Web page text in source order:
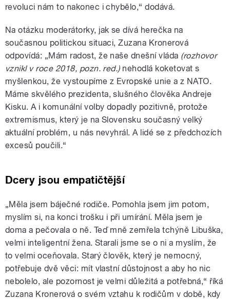
revoluci nám to nakonec i chybělo,“ dodává.
Na otázku moderátorky, jak se dívá herečka na
současnou politickou situaci, Zuzana Kronerová
odpovídá: „Mám radost, že naše dnešní vláda (rozhovor
vznikl v roce 2018, pozn. red.) nehodlá koketovat s
myšlenkou, že vystoupíme z Evropské unie a z NATO.
Máme skvělého prezidenta, slušného člověka Andreje
Kisku. A i komunální volby dopadly pozitivně, protože
extremismus, který je na Slovensku současný velký
aktuální problém, u nás nevyhrál. A lidé se z předchozích
excesů poučili.“
Dcery jsou empatičtější
„Měla jsem báječné rodiče. Pomohla jsem jim potom,
myslím si, na konci trošku i při umírání. Měla jsem je
doma a pečovala o ně. Teď mně zemřela tchýně Libuška,
velmi inteligentní žena. Starali jsme se o ni a myslím, že
to velmi oceňovala. Starý člověk, který je nemocný,
potřebuje dvě věci: mít vlastní důstojnost a aby ho nic
nebolelo, ale pozornost je velmi důležitá a potřebná,“ říká
Zuzana Kronerová o svém vztahu k rodičům v době, kdy